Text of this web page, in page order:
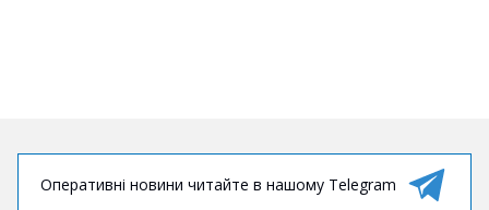
Оперативні новини читайте в нашому Telegram